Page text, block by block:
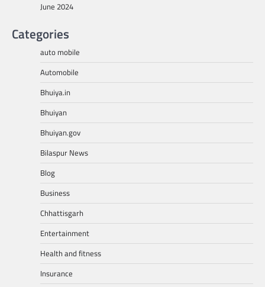
June 2024
Categories
auto mobile
Automobile
Bhuiya.in
Bhuiyan
Bhuiyan.gov
Bilaspur News
Blog
Business
Chhattisgarh
Entertainment
Health and fitness
Insurance